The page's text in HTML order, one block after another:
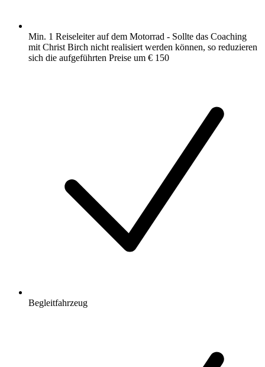
Min. 1 Reiseleiter auf dem Motorrad - Sollte das Coaching
mit Christ Birch nicht realisiert werden können, so reduzieren
sich die aufgeführten Preise um € 150
Begleitfahrzeug